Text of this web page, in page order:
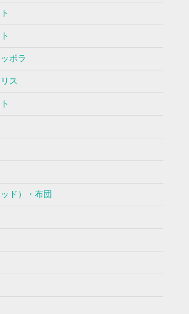
ポラ
ス
ド）・布団